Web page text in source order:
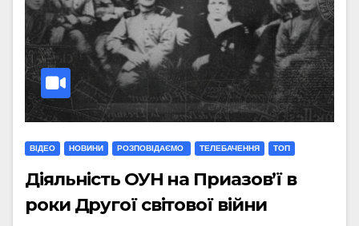
ВІДЕО НОВИНИ РОЗПОВІДАЄМО ТЕЛЕБАЧЕННЯ ТОП
Діяльність ОУН на Приазов’ї в
роки Другої світової війни